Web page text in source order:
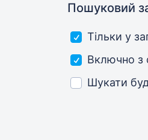
Пошуковий
Тільки у
Включно з
Шукати